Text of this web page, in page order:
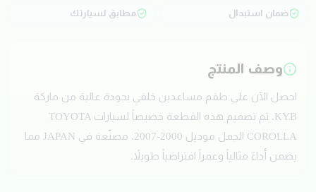
ضمان استبدال مطابق لسيارتك
وصف المنتج
احصل الآن على طقم مساعدين خلفي بجودة عالية من ماركة
KYB. تم تصميم هذه القطعة خصيصاً لسيارات TOYOTA
COROLLA الجمل موديل 2000-2007. مصنّعة في JAPAN مما
يضمن أداءً مثالياً وعمراً افتراضياً طويلاً.